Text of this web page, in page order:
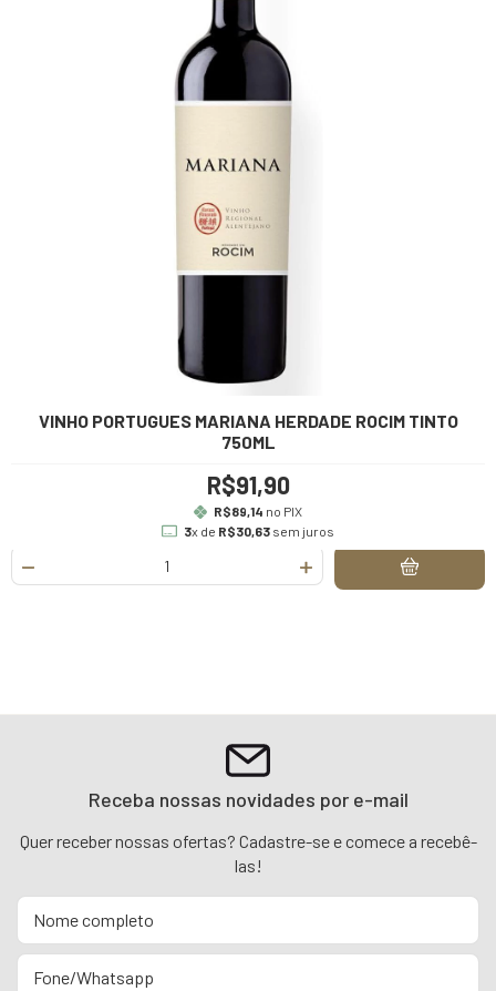
VINHO PORTUGUES MARIANA HERDADE ROCIM TINTO
750ML
R$91,90
R$89,14 no PIX
3x de R$30,63sem juros
Receba nossas novidades por e-mail
Quer receber nossas ofertas? Cadastre-se e comece a recebê-
las!